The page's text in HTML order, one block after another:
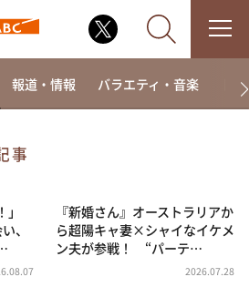
ど・・・
バラエティ！～ やすとものいたっ
報道・情報 バラエティ・音楽 ド
事
、
『新婚さん』オーストラリアか
ら超陽キャ妻×シャイなイケメ
ン夫が参戦！ “パーテ…
2026.07.28